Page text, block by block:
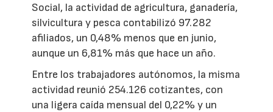
Social, la actividad de agricultura, ganadería,
silvicultura y pesca contabilizó 97.282
afiliados, un 0,48% menos que en junio,
aunque un 6,81% más que hace un año.
Entre los trabajadores autónomos, la misma
actividad reunió 254.126 cotizantes, con
una ligera caída mensual del 0,22% y un